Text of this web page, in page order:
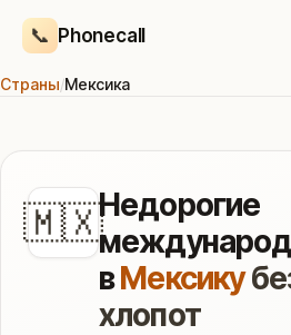
📞 Phonecall
Страны/Мексика
🇲🇽Недорогие
вМексику
хлопот